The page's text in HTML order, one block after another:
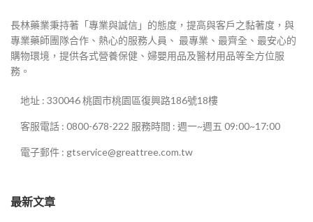
長林藥業秉持著「專業與誠信」的態度，提高與客戶之黏著度，與
專業藥師團隊合作、熱心的服務人員、 最專業、最齊全、最安心的
購物環境，提供各式營養保健、婦嬰用品及醫材用品等全方位服
務。
地址 : 330046 桃園市桃園區復興路186號18樓
客服電話 : 0800-678-222 服務時間 : 週一~週五 09:00~17:00
電子郵件 : gtservice@greattree.com.tw
最新文章